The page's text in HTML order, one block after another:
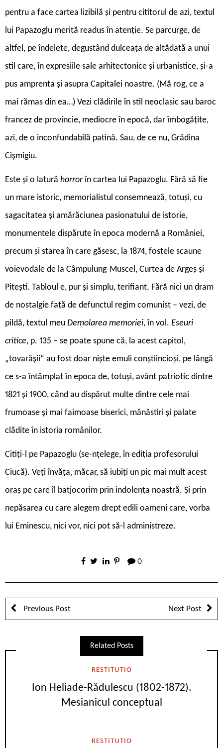
pentru a face cartea lizibilă și pentru cititorul de azi, textul
lui Papazoglu merită readus în atenție. Se parcurge, de
altfel, pe îndelete, degustând dulceața de altădată a unui
stil care, în expresiile sale arhitectonice și urbanistice, și-a
pus amprenta și asupra Capitalei noastre. (Mă rog, ce a
mai rămas din ea…) Vezi clădirile în stil neoclasic sau baroc
francez de provincie, mediocre în epocă, dar îmbogățite,
azi, de o inconfundabilă patină. Sau, de ce nu, Grădina
Cișmigiu.
Este și o latură horrorîn cartea lui Papazoglu. Fără să fie
un mare istoric, memorialistul consemnează, totuși, cu
sagacitatea și amărăciunea pasionatului de istorie,
monumentele dispărute în epoca modernă a României,
precum și starea în care găsesc, la 1874, fostele scaune
voievodale de la Câmpulung-Muscel, Curtea de Argeș și
Pitești. Tabloul e, pur și simplu, terifiant. Fără nici un dram
de nostalgie față de defunctul regim comunist – vezi, de
pildă, textul meu Demolarea memoriei, în vol. Eseuri
critice, p. 135 – se poate spune că, la acest capitol,
„tovarășii“ au fost doar niște emuli conștiincioși, pe lângă
ce s-a întâmplat în epoca de, totuși, avânt patriotic dintre
1821 și 1900, când au dispărut multe dintre cele mai
frumoase și mai faimoase biserici, mănăstiri și palate
clădite în istoria românilor.
Citiți-l pe Papazoglu (se-nțelege, în ediția profesorului
Ciucă). Veți învăța, măcar, să iubiți un pic mai mult acest
oraș pe care îl batjocorim prin indolența noastră. Și prin
nepăsarea cu care alegem drept edili oameni care, vorba
lui Eminescu, nici vor, nici pot să-l administreze.
0
Previous Post Next Post
Related Posts
RESTITUTIO
Ion Heliade-Rădulescu (1802-1872).
Mesianicul conceptual
RESTITUTIO